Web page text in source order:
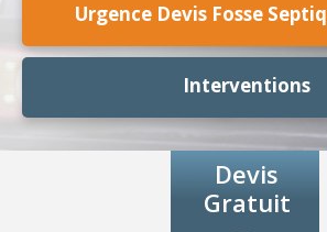
Urgence Devis Fosse
Interventions
Devis
Gratuit